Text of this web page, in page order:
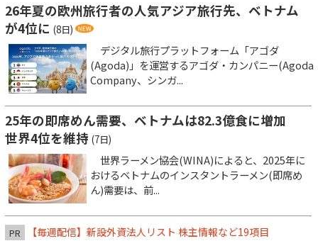
26年夏の欧州旅行者の人気アジア旅行先、ベトナム
が4位に (8日)
デジタル旅行プラットフォーム「アゴダ
(Agoda)」を運営するアゴダ・カンパニー(Agoda
Company、シンガ...
25年の即席めん需要、ベトナムは82.3億食に増加
世界4位を維持 (7日)
世界ラーメン協会(WINA)によると、2025年に
おけるベトナムのインスタントラーメン(即席め
ん)需要は、前...
PR 【毎週配信】新設外資法人リスト 株主情報など19項目